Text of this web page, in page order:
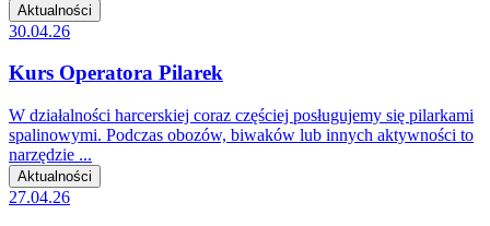
Aktualności
30.04.26
Kurs Operatora Pilarek
W działalności harcerskiej coraz częściej posługujemy się pilarkami
spalinowymi. Podczas obozów, biwaków lub innych aktywności to
narzędzie ...
Aktualności
27.04.26